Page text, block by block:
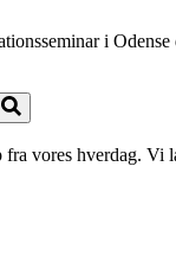
i
vores hverdag. Vi